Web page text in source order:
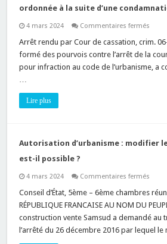
ordonnée à la suite d’une
4 mars 2024 Commentaires ferméssur
au
de
:
ou
suite
d’une
?
Arrêt rendu par Cour de cassation, crim.
formé des pourvois contre l’arrêt de la
pour infraction au code de l’urbanisme, a
…
Lire plus
Autorisation d’urbanisme : modifier
est-il possible ?
4 mars 2024 Commentaires ferméssur
le
projet
en
Conseil d’État, 5ème – 6ème chambres
RÉPUBLIQUE FRANCAISE AU NOM DU
construction vente Samsud a demandé
l’arrêté du 26 décembre 2016 par lequel